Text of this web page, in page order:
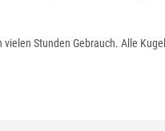
Stunden Gebrauch. Alle